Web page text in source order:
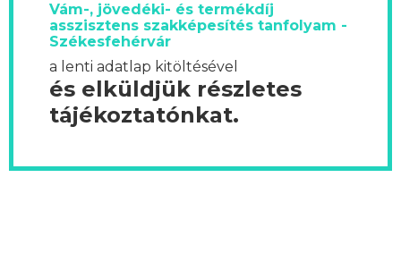
Vám-, jövedéki- és termékdíj
asszisztens szakképesítés tanfolyam -
Székesfehérvár
a lenti adatlap kitöltésével
és elküldjük részletes
tájékoztatónkat.